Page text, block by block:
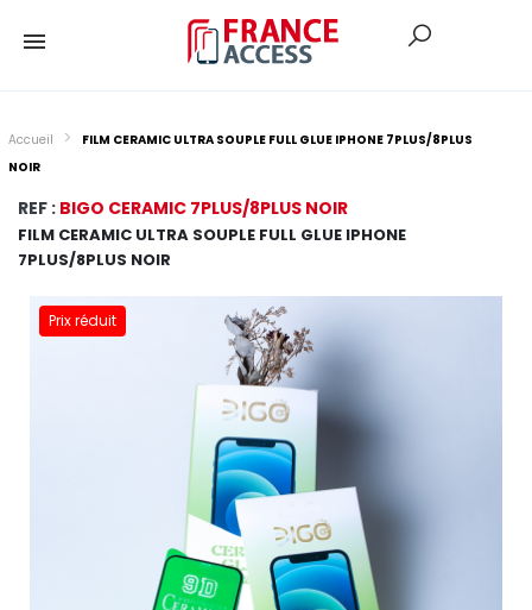
Accueil
FILM CERAMIC ULTRA SOUPLE FULL GLUE IPHONE 7PLUS/8PLUS
NOIR
REF : BIGO CERAMIC 7PLUS/8PLUS NOIR
FILM CERAMIC ULTRA SOUPLE FULL GLUE IPHONE
7PLUS/8PLUS NOIR
Prix réduit